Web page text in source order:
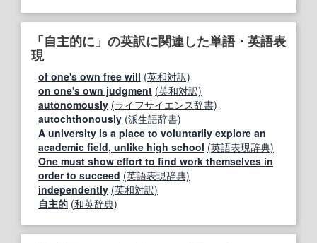
「自主的に」の英訳に関連した単語・英語表
現
of one's own free will (英和対訳)
on one's own judgment (英和対訳)
autonomously (ライフサイエンス辞書)
autochthonously (派生語辞書)
A university is a place to voluntarily explore an
academic field, unlike high school (英語表現辞典)
One must show effort to find work themselves in
order to succeed (英語表現辞典)
independently (英和対訳)
自主的 (和英辞典)